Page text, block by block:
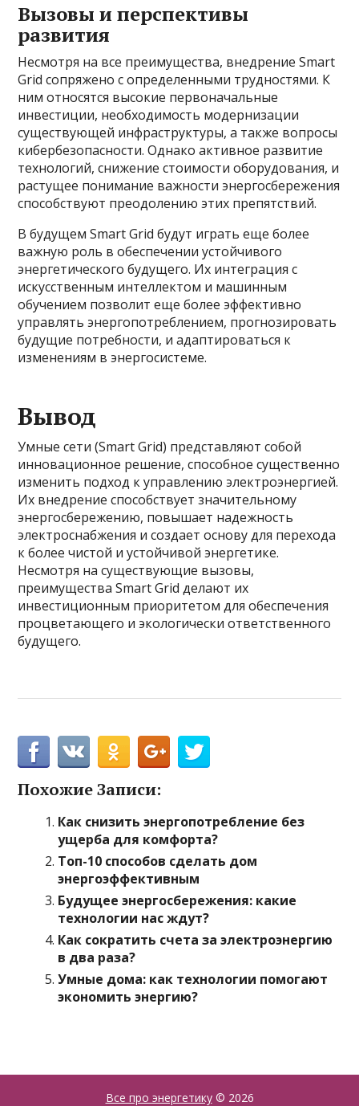
Вызовы и перспективы
развития
Несмотря на все преимущества, внедрение Smart
Grid сопряжено с определенными трудностями. К
ним относятся высокие первоначальные
инвестиции, необходимость модернизации
существующей инфраструктуры, а также вопросы
кибербезопасности. Однако активное развитие
технологий, снижение стоимости оборудования, и
растущее понимание важности энергосбережения
способствуют преодолению этих препятствий.
В будущем Smart Grid будут играть еще более
важную роль в обеспечении устойчивого
энергетического будущего. Их интеграция с
искусственным интеллектом и машинным
обучением позволит еще более эффективно
управлять энергопотреблением, прогнозировать
будущие потребности, и адаптироваться к
изменениям в энергосистеме.
Вывод
Умные сети (Smart Grid) представляют собой
инновационное решение, способное существенно
изменить подход к управлению электроэнергией.
Их внедрение способствует значительному
энергосбережению, повышает надежность
электроснабжения и создает основу для перехода
к более чистой и устойчивой энергетике.
Несмотря на существующие вызовы,
преимущества Smart Grid делают их
инвестиционным приоритетом для обеспечения
процветающего и экологически ответственного
будущего.
Похожие Записи:
Как снизить энергопотребление без
ущерба для комфорта?
Топ-10 способов сделать дом
энергоэффективным
Будущее энергосбережения: какие
технологии нас ждут?
Как сократить счета за электроэнергию
в два раза?
Умные дома: как технологии помогают
экономить энергию?
Все про энергетику© 2026